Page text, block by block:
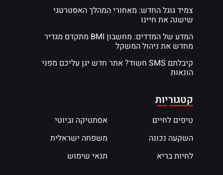
צמיד גוגל החדש: מאחורי המהלך האסטרטגי
שישנה את חיינו
המדע של המדדים: מחשבון BMI מתקדם מגדיר
מחדש את ניהול המשקל
קיבלתם SMS חשוד? אתר חדש יגן עליכם מפני
הונאות
קטגוריות
טיפים לחיים
השקעה נכונה
לחיות בריא
אסתטיקה וביוטי
משפחה ישראלית
תנאי שימוש